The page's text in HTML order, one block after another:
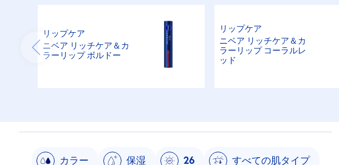
リップケア
ニベア リッチケア＆カ
ラーリップ ボルドー
リップケア
ニベア リッチケア＆カ
ラーリップ コーラルレ
ッド
カラー 保湿 26 すべての肌タイプ